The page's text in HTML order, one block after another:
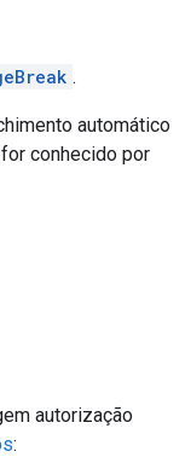
.
automático
conhecido por
autorização
: